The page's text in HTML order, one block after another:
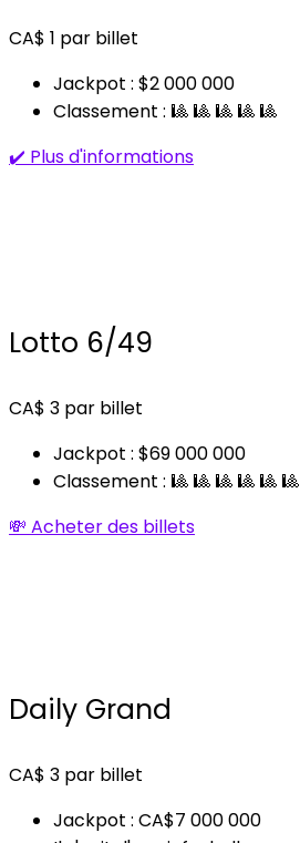
CA$ 1 par billet
Jackpot : $2 000 000
Classement : 🎱 🎱 🎱 🎱 🎱
✔️ Plus d'informations
Lotto 6/49
CA$ 3 par billet
Jackpot : $69 000 000
Classement : 🎱 🎱 🎱 🎱 🎱 🎱
💸 Acheter des billets
Daily Grand
CA$ 3 par billet
Jackpot : CA$7 000 000